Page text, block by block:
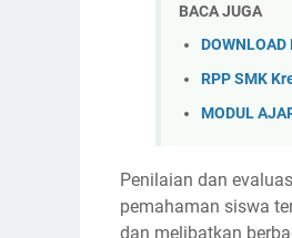
BACA JUGA
RPP SMK
MODUL
Penilaian dan
pemahaman siswa
dan melibatkan